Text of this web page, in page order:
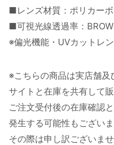
■レンズ材質：ポリカーボ
■可視光線透過率：
※偏光機能・UVカットレ
※こちらの商品は実店舗
サイトと在庫を共有して
ご注文受付後の在庫確認
発生する可能性もございま
その際は申し訳ございま